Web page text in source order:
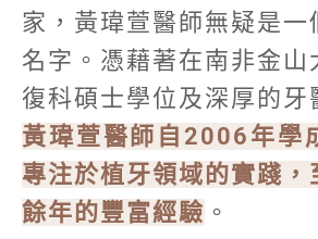
家，黃瑋萱醫師無疑是一
名字。憑藉著在南非金山
復科碩士學位及深厚的牙
黃瑋萱醫師自2006年學
專注於植牙領域的實踐，
餘年的豐富經驗 。